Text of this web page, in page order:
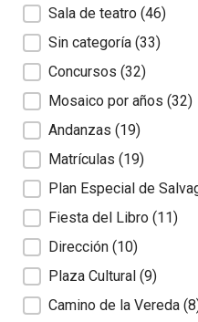
Sala de teatro (46)
Sin categoría (33)
Concursos (32)
Mosaico por años (32)
Andanzas (19)
Matrículas (19)
Plan Especial de
Fiesta del Libro (11)
Dirección (10)
Plaza Cultural (9)
Camino de la Vereda